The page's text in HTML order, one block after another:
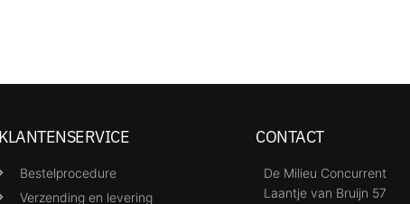
KLANTENSERVICE
Bestelprocedure
Verzending en levering
CONTACT
De Milieu Concurrent
Laantje van Bruijn 57